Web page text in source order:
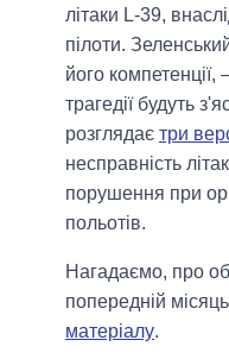
літаки L-39,
пілоти.
його компетенції,
трагедії будуть
розглядає три
несправність
порушення при
польотів.
Нагадаємо, про
попередній
матеріалу.